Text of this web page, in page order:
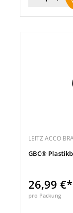
Menge
LEITZ ACCO
GBC®
26,99 €*
pro Packung